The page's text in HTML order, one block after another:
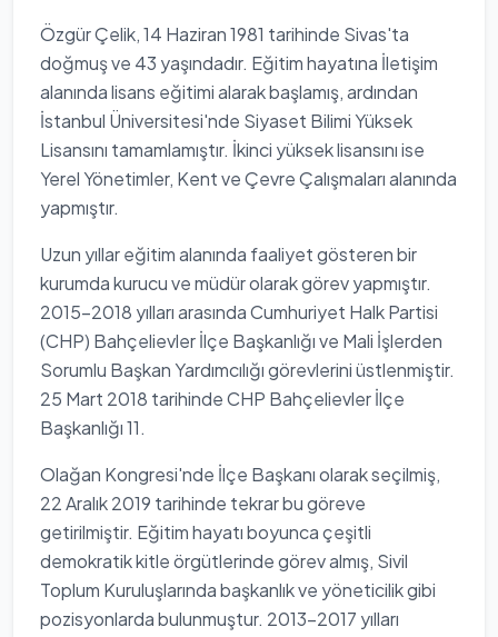
Özgür Çelik, 14 Haziran 1981 tarihinde Sivas'ta
doğmuş ve 43 yaşındadır. Eğitim hayatına İletişim
alanında lisans eğitimi alarak başlamış, ardından
İstanbul Üniversitesi'nde Siyaset Bilimi Yüksek
Lisansını tamamlamıştır. İkinci yüksek lisansını ise
Yerel Yönetimler, Kent ve Çevre Çalışmaları alanında
yapmıştır.
Uzun yıllar eğitim alanında faaliyet gösteren bir
kurumda kurucu ve müdür olarak görev yapmıştır.
2015-2018 yılları arasında Cumhuriyet Halk Partisi
(CHP) Bahçelievler İlçe Başkanlığı ve Mali İşlerden
Sorumlu Başkan Yardımcılığı görevlerini üstlenmiştir.
25 Mart 2018 tarihinde CHP Bahçelievler İlçe
Başkanlığı 11.
Olağan Kongresi'nde İlçe Başkanı olarak seçilmiş,
22 Aralık 2019 tarihinde tekrar bu göreve
getirilmiştir. Eğitim hayatı boyunca çeşitli
demokratik kitle örgütlerinde görev almış, Sivil
Toplum Kuruluşlarında başkanlık ve yöneticilik gibi
pozisyonlarda bulunmuştur. 2013-2017 yılları